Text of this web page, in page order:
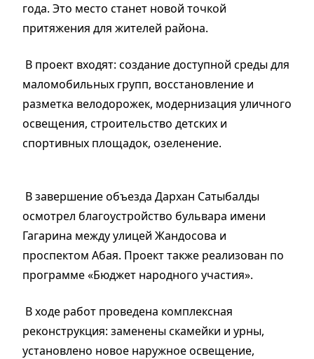
года. Это место станет новой точкой
притяжения для жителей района.
В проект входят: создание доступной среды для
маломобильных групп, восстановление и
разметка велодорожек, модернизация уличного
освещения, строительство детских и
спортивных площадок, озеленение.
В завершение объезда Дархан Сатыбалды
осмотрел благоустройство бульвара имени
Гагарина между улицей Жандосова и
проспектом Абая. Проект также реализован по
программе «Бюджет народного участия».
В ходе работ проведена комплексная
реконструкция: заменены скамейки и урны,
установлено новое наружное освещение,